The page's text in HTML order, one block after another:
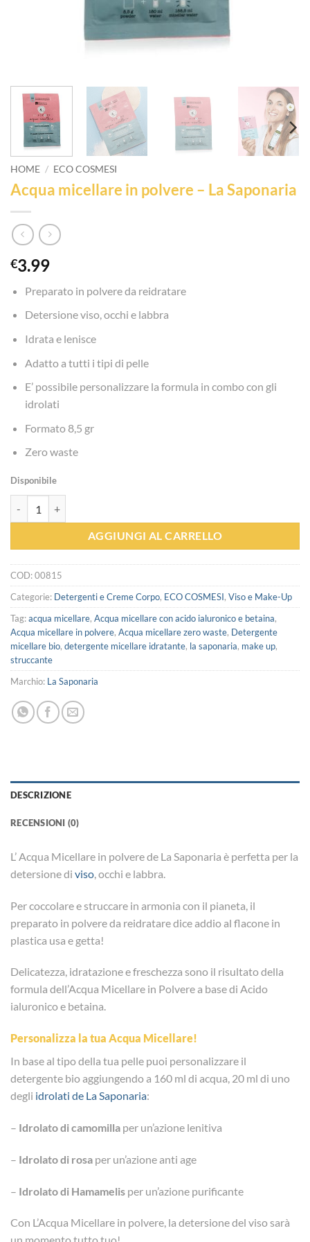
HOME / ECO COSMESI
Acqua micellare in polvere – La Saponaria
€3.99
Preparato in polvere da reidratare
Detersione viso, occhi e labbra
Idrata e lenisce
Adatto a tutti i tipi di pelle
E’ possibile personalizzare la formula in combo con gli
idrolati
Formato 8,5 gr
Zero waste
Disponibile
AGGIUNGI AL CARRELLO
COD:00815
Categorie: Detergenti e Creme Corpo, ECO COSMESI, Viso e Make-Up
Tag:acqua micellare, Acqua micellare con acido ialuronico e betaina,
Acqua micellare in polvere, Acqua micellare zero waste, Detergente
micellare bio, detergente micellare idratante, la saponaria, make up,
struccante
Marchio: La Saponaria
DESCRIZIONE
RECENSIONI (0)
L’ Acqua Micellare in polvere de La Saponaria è perfetta per la
detersione di viso, occhi e labbra.
Per coccolare e struccare in armonia con il pianeta, il
preparato in polvere da reidratare dice addio al flacone in
plastica usa e getta!
Delicatezza, idratazione e freschezza sono il risultato della
formula dell’Acqua Micellare in Polvere a base di Acido
ialuronico e betaina.
Personalizza la tua Acqua Micellare!
In base al tipo della tua pelle puoi personalizzare il
detergente bio aggiungendo a 160 ml di acqua, 20 ml di uno
degli idrolati de La Saponaria:
– Idrolato di camomilla per un’azione lenitiva
– Idrolato di rosa per un’azione anti age
– Idrolato di Hamamelis per un’azione purificante
Con L’Acqua Micellare in polvere, la detersione del viso sarà